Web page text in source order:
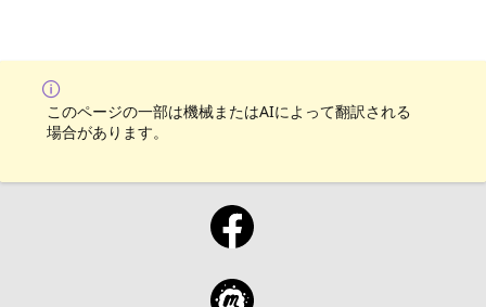
このページの一部は機械またはAIによって翻訳される
場合があります。